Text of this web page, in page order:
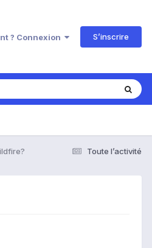
? Connexion S’inscrire
Toute l’activité